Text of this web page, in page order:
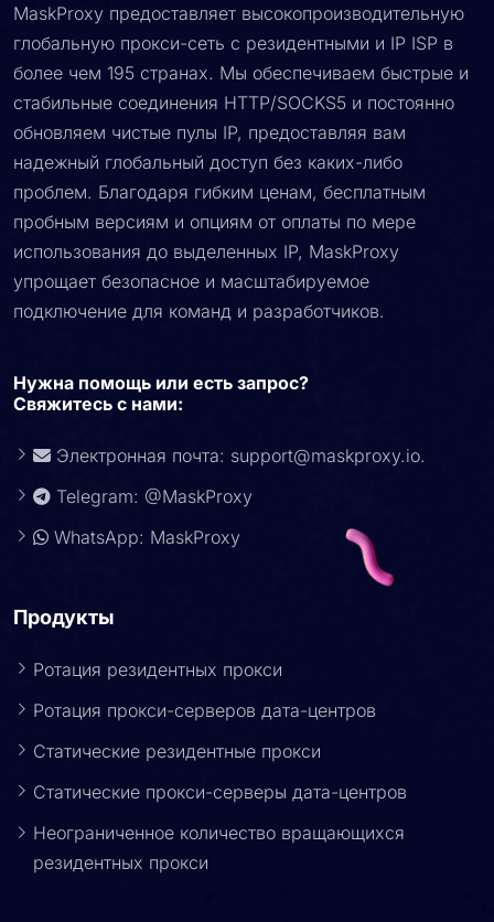
MaskProxy предоставляет высокопроизводительную
глобальную прокси-сеть с резидентными и IP ISP в
более чем 195 странах. Мы обеспечиваем быстрые и
стабильные соединения HTTP/SOCKS5 и постоянно
обновляем чистые пулы IP, предоставляя вам
надежный глобальный доступ без каких-либо
проблем. Благодаря гибким ценам, бесплатным
пробным версиям и опциям от оплаты по мере
использования до выделенных IP, MaskProxy
упрощает безопасное и масштабируемое
подключение для команд и разработчиков.
Нужна помощь или есть запрос?
Свяжитесь с нами:
Электронная почта: support@maskproxy.io.
Telegram: @MaskProxy
WhatsApp: MaskProxy
Продукты
Ротация резидентных прокси
Ротация прокси-серверов дата-центров
Статические резидентные прокси
Статические прокси-серверы дата-центров
Неограниченное количество вращающихся
резидентных прокси